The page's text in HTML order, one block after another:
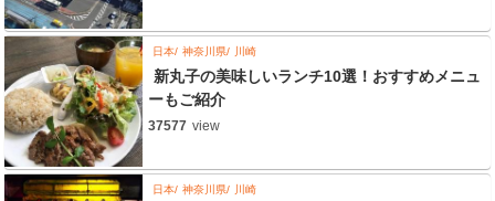
日本 神奈川県 川崎
新丸子の美味しいランチ10選！おすすめメニュ
ーもご紹介
37577 view
日本 神奈川県 川崎